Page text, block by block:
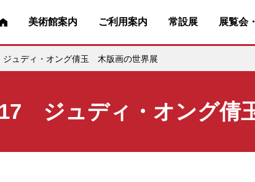
美術館案内 ご利用案内 常設展 展覧会
ュディ・オング倩玉 木版画の世界展
17 ジュディ・オング